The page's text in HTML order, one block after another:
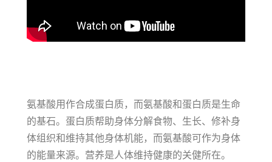
氨基酸用作合成蛋白质，而氨基酸和蛋白质是生命
的基石。蛋白质帮助身体分解食物、生长、修补身
体组织和维持其他身体机能，而氨基酸可作为身体
的能量来源。营养是人体维持健康的关健所在。